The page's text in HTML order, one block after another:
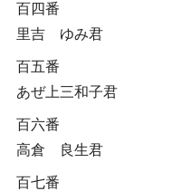
百四番
里吉 ゆみ君
百五番
あぜ上三和子君
百六番
高倉 良生君
百七番